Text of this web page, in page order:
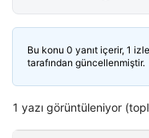
Bu konu 0 yanıt içerir, 1
tarafından güncellenmiştir.
1 yazı görüntüleniyor